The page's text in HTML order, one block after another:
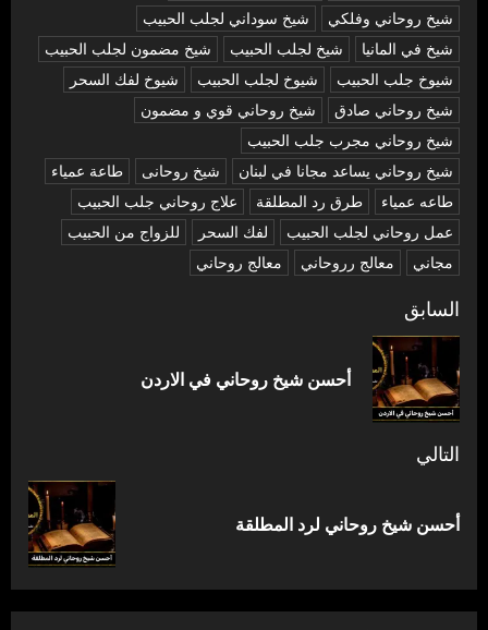
شيخ روحاني وفلكي
شيخ سوداني لجلب الحبيب
شيخ في المانيا
شيخ لجلب الحبيب
شيخ مضمون لجلب الحبيب
شيوخ جلب الحبيب
شيوخ لجلب الحبيب
شيوخ لفك السحر
شیخ روحاني صادق
شیخ روحاني قوي و مضمون
شیخ روحاني مجرب جلب الحبيب
شیخ روحاني يساعد مجانا في لبنان
شیخ روحانی
طاعة عمياء
طاعه عمياء
طرق رد المطلقة
علاج روحاني جلب الحبيب
عمل روحاني لجلب الحبيب
لفك السحر
للزواج من الحبيب
مجاني
معالج رروحاني معالج روحاني
تصفّح
المقالات
السابق
أحسن شيخ روحاني في الاردن
التالي
المقالة
أحسن شيخ روحاني لرد المطلقة